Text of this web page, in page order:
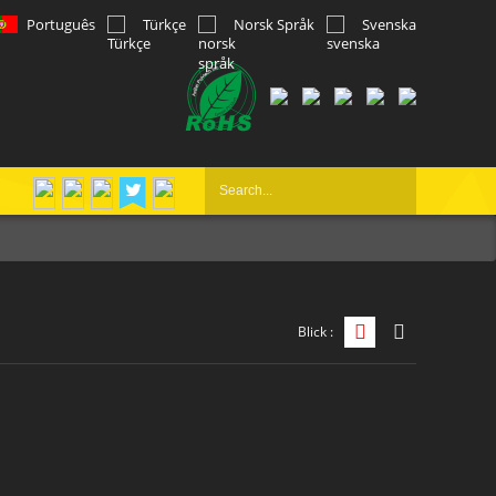
Português Türkçe Norsk Språk Svenska
Blick : Grid-Ansicht